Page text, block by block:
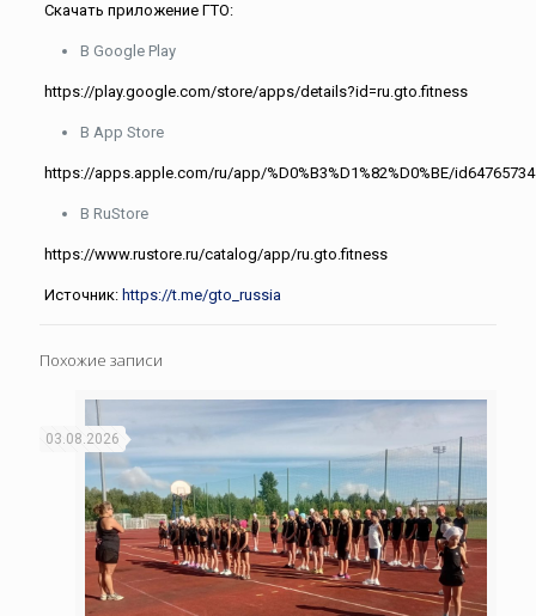
Скачать приложение ГТО:
В Google Play
https://play.google.com/store/apps/details?id=ru.gto.fitness
В App Store
https://apps.apple.com/ru/app/%D0%B3%D1%82%D0%BE/
В RuStore
https://www.rustore.ru/catalog/app/ru.gto.fitness
Источник: https://t.me/gto_russia
Похожие записи
03.08.2026